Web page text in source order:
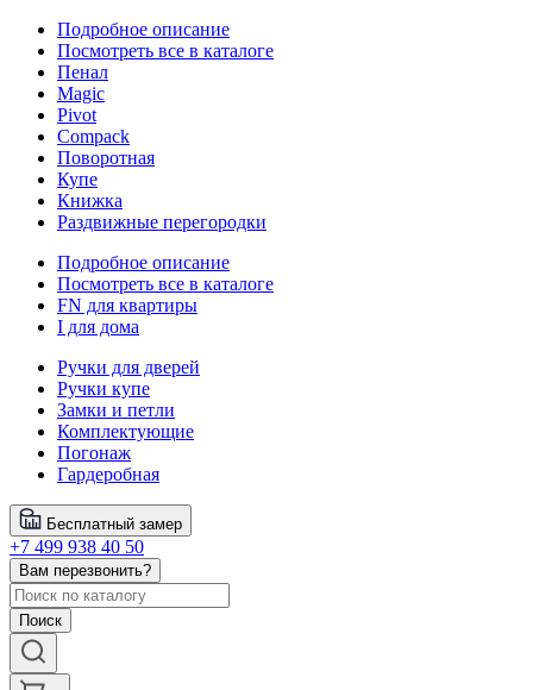
Подробное описание
Посмотреть все в каталоге
Пенал
Magic
Pivot
Compack
Поворотная
Купе
Книжка
Раздвижные перегородки
Подробное описание
Посмотреть все в каталоге
FN для квартиры
I для дома
Ручки для дверей
Ручки купе
Замки и петли
Комплектующие
Погонаж
Гардеробная
Бесплатный замер
+7 499 938 40 50
Вам перезвонить?
Поиск